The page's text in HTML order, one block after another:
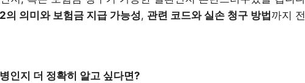
의미와 보험금 지급 가능성, 관련 코드와 실손 청구 방법 까지
인지 더 정확히 알고 싶다면?